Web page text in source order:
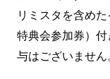
リミスタを含め
特典会参加券）
与はございません